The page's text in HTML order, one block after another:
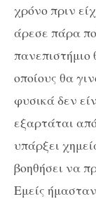
χρόνο πριν
άρεσε πάρα
οποίους θα
φυσικά δεν
εξαρτάται
υπάρξει
βοηθήσει να
Εμείς